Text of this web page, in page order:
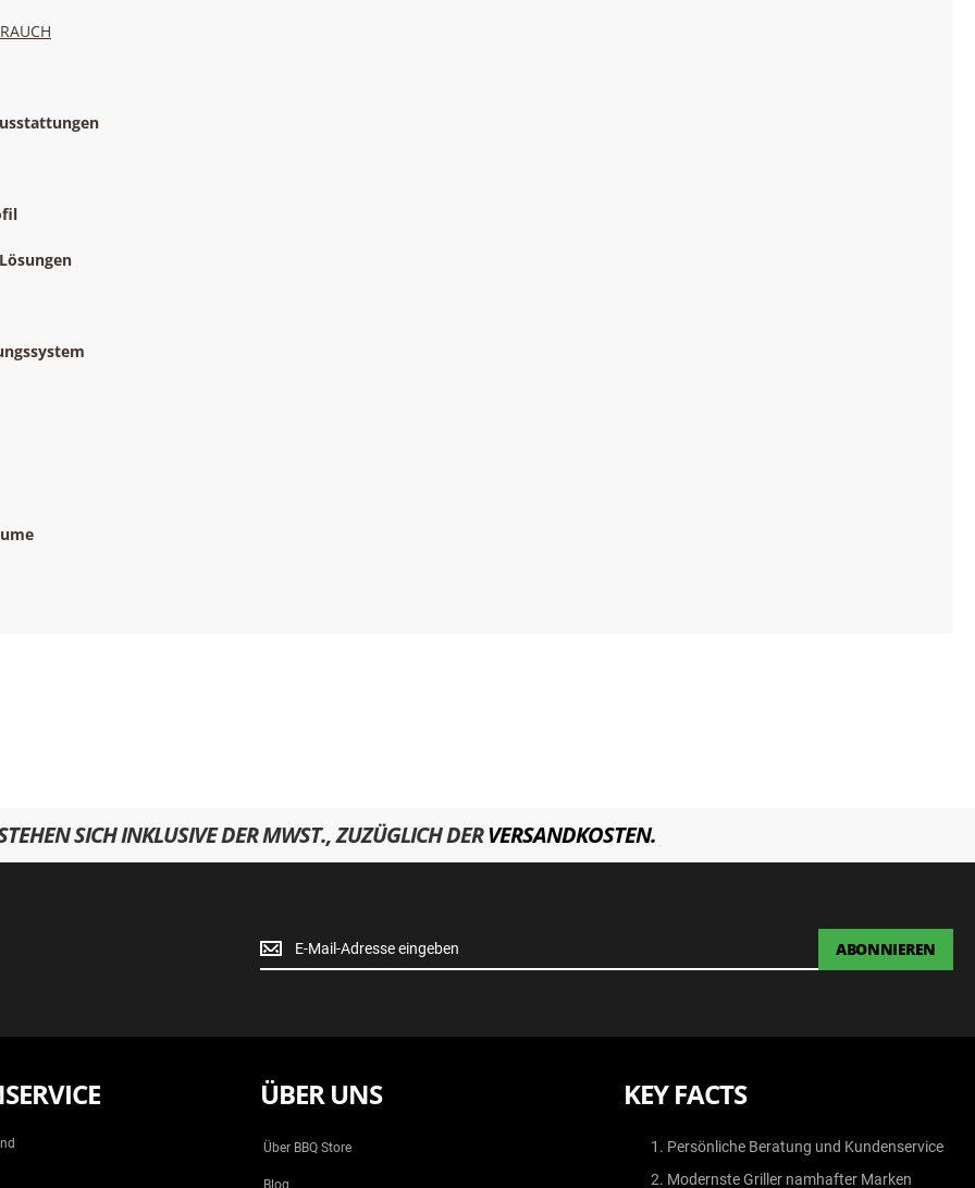
SICH INKLUSIVE DER MWST., ZUZÜGLICH DERVERSANDKOSTEN.
Newsletter
Anmeldung
ABONNIEREN
ÜBER UNS
Über BBQ Store
Blog
KEY FACTS
Persönliche Beratung und Kundenservice
Modernste Griller namhafter Marken